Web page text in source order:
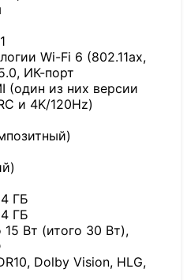
Wi-Fi 6 (802.11ax,
ИК-порт
(один из них версии
и 4K/120Hz)
ГБ
ГБ
Вт (итого 30 Вт),
Dolby Vision, HLG,